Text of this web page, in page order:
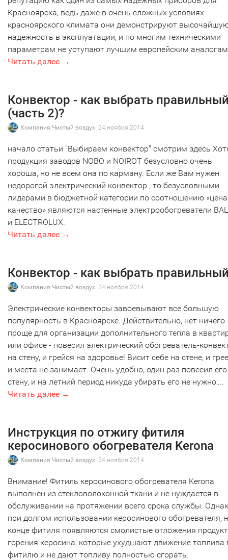
Красноярска, ведь даже в очень сложных условиях
красноярского климата они демонстрируют
надежность в эксплуатации, и по многим техническими
параметрам не уступают лучшим европейским
Читать далее →
Конвектор - как выбрать
(часть 2)?
Компания Чистый воздух 24 ноября 2014
начало статьи "Выбираем конвектор" смотрим здесь
продукция заводов NOBO и NOIROT безусловно очень
хороша, но не всем она по карману. Если же Вам нужен
недорогой электрический конвектор , то безусловными
лидерами в бюджетной категории по соотношению
качество» являются настенные электрообогреватели
и ELECTROLUX.
Читать далее →
Конвектор - как выбрать
Компания Чистый воздух 24 ноября 2014
Электрические конвекторы завоевывают все большую
популярность в Красноярске. Действительно, нет ничего
проще для организации дополнительного тепла в
или офисе - повесил электрический обогреватель-
на стену, и грейся на здоровье! Висит себе на стене, и
и места не занимает. Очень удобно, один раз повесил
стену, и на летний период никуда убирать его не нужно:...
Читать далее →
Инструкция по отжигу фитиля
керосинового обогревателя Kerona
Компания Чистый воздух 24 ноября 2014
Внимание! Фитиль керосинового обогревателя Kerona
выполнен из стекловолоконной ткани и не нуждается в
обслуживании на протяжении всего срока службы.
при долгом использовании керосинового обогревателя,
конце фитиля появляются смолистые отложения
горения керосина, которые ухудшают движение топлива
фитилю и не дают топливу полностью сгорать.